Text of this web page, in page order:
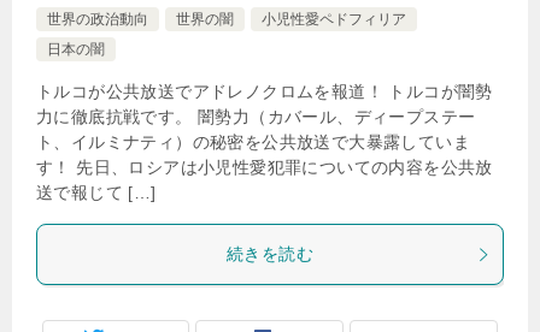
世界の政治動向
世界の闇
小児性愛ペドフィリア
日本の闇
トルコが公共放送でアドレノクロムを報道！ トルコが闇勢
力に徹底抗戦です。 闇勢力（カバール、ディープステー
ト、イルミナティ）の秘密を公共放送で大暴露していま
す！ 先日、ロシアは小児性愛犯罪についての内容を公共放
送で報じて […]
続きを読む